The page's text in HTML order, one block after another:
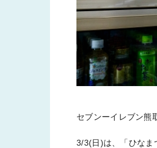
セブンーイレブン熊
3/3(日)は、「ひなま